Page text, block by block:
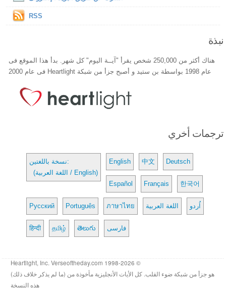
RSS
نبذة
هناك أكثر من 250,000 شخص يقرأ "آيــة اليوم" كل شهر. بدأ هذا الموقع فى
عام 1998 بواسطة بن ستيد و أصبح جزأ من شبكة Heartlight فى عام 2000
ترجمات أخري
نسخة باللغتين:
(اللغة العربية / English)
English 中文 Deutsch
Español Français 한국어
Русский Português ภาษาไทย اللغة العربية اُردو
हिन्दी தமிழ் తెలుగు فارسی
© 1998-2026 Heartlight, Inc. Verseoftheday.com
هو جزأ من شبكة ضوء القلب. كل الأيات الأنجليزية مأخوذة من (ما لم يذكر خلاف ذلك)
هذه النسخة